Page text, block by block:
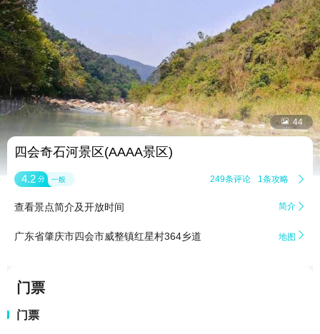
 44
四会奇石河景区(AAAA景区)
4.2 分 一般 249条评论 1条攻略 
查看景点简介及开放时间 简介 
广东省肇庆市四会市威整镇红星村364乡道 地图 
门票
门票
